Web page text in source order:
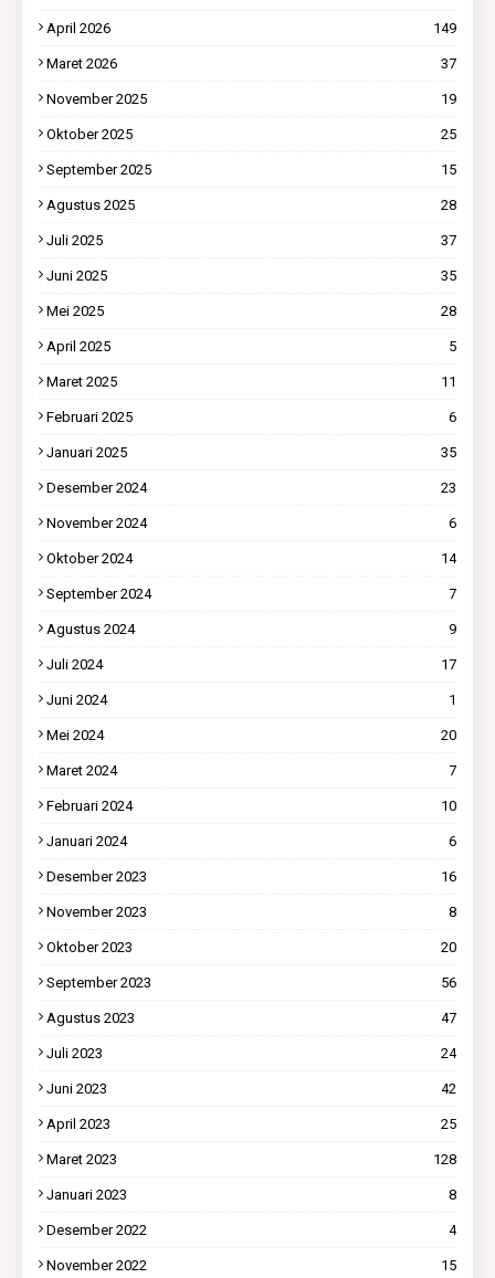
April 2026 149
Maret 2026 37
November 2025 19
Oktober 2025 25
September 2025 15
Agustus 2025 28
Juli 2025 37
Juni 2025 35
Mei 2025 28
April 2025 5
Maret 2025 11
Februari 2025 6
Januari 2025 35
Desember 2024 23
November 2024 6
Oktober 2024 14
September 2024 7
Agustus 2024 9
Juli 2024 17
Juni 2024 1
Mei 2024 20
Maret 2024 7
Februari 2024 10
Januari 2024 6
Desember 2023 16
November 2023 8
Oktober 2023 20
September 2023 56
Agustus 2023 47
Juli 2023 24
Juni 2023 42
April 2023 25
Maret 2023 128
Januari 2023 8
Desember 2022 4
November 2022 15